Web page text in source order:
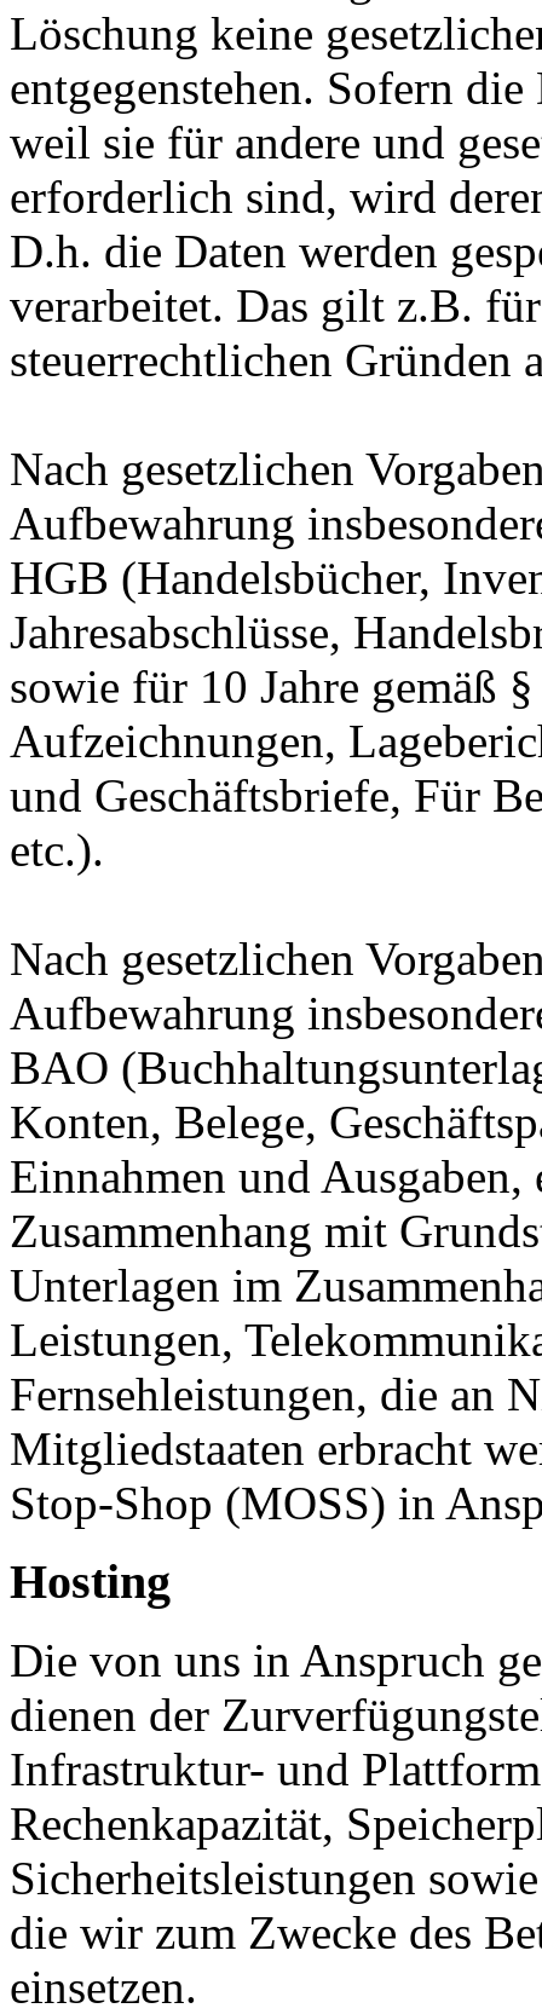
Löschung keine
entgegenstehen. Sofern
weil sie für andere und
erforderlich sind, wird
D.h. die Daten werden
verarbeitet. Das gilt z.B.
steuerrechtlichen Gründen
Nach gesetzlichen
Aufbewahrung
HGB (Handelsbücher,
Jahresabschlüsse,
sowie für 10 Jahre gemäß
Aufzeichnungen,
und Geschäftsbriefe, Für
etc.).
Nach gesetzlichen
Aufbewahrung
BAO
Konten, Belege,
Einnahmen und
Zusammenhang mit
Unterlagen im
Leistungen,
Fernsehleistungen, die an
Mitgliedstaaten erbracht
Stop-Shop (MOSS) in
Hosting
Die von uns in Anspruch
dienen der
Infrastruktur- und
Rechenkapazität,
Sicherheitsleistungen
die wir zum Zwecke des
einsetzen.